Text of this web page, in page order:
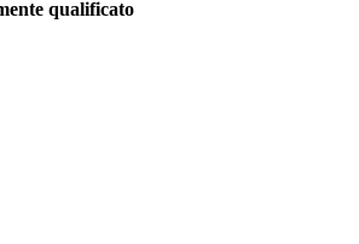
qualificato